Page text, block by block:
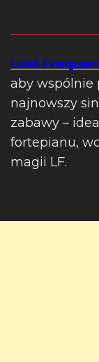
Lost
aby wspólnie
najnowszy
zabawy –
fortepianu,
magii LF.